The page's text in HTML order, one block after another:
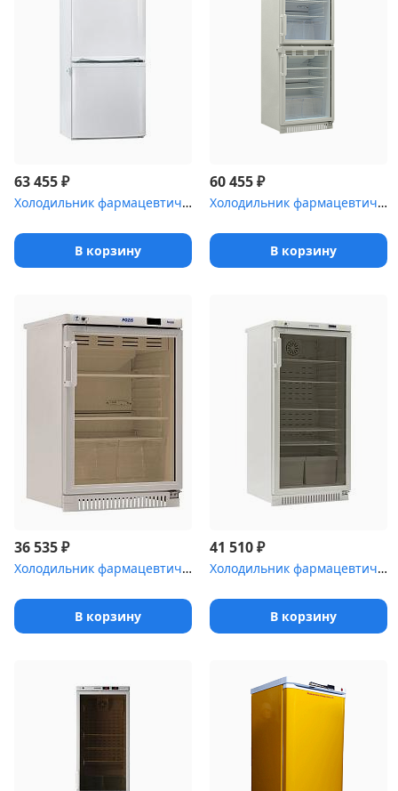
63 455₽
Холодильник фармацевтический Pozis ХЛ-250-1 с металлическими двер...
В корзину
60 455₽
Холодильник фармацевтический Pozis ХФД-280(ТС) с тонированной сте...
В корзину
36 535₽
Холодильник фармацевтический Pozis ХФ-140-1(ТС) с тонированной ст...
В корзину
41 510₽
Холодильник фармацевтический Pozis ХФ-250-5(ТС) с тонированной ст...
В корзину